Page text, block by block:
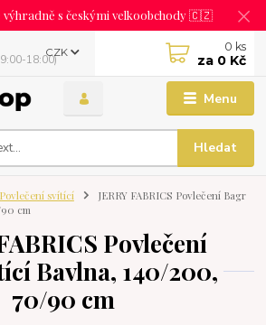
výhradně s českými velkoobchody 🇨🇿
Menu
CZK
Hledat
18:00)
0 ks
za 0 Kč
Povlečení svítící
JERRY FABRICS Povlečení Bagr
cm
Povlečení
Bavlna, 140/200,
70/90 cm